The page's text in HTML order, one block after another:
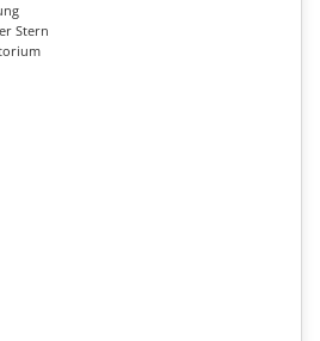
Stern